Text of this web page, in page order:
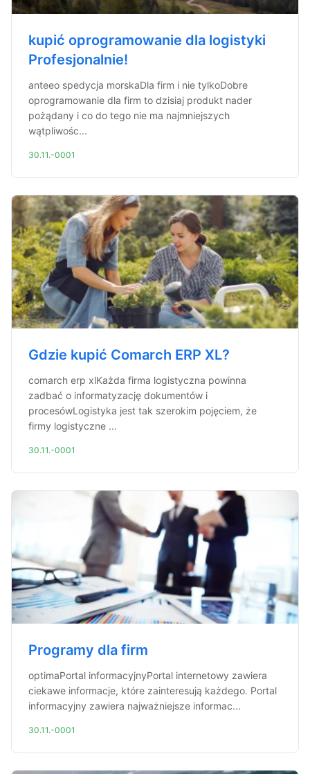
kupić oprogramowanie dla logistyki
Profesjonalnie!
anteeo spedycja morskaDla firm i nie tylkoDobre
oprogramowanie dla firm to dzisiaj produkt nader
pożądany i co do tego nie ma najmniejszych
wątpliwośc...
30.11.-0001
Gdzie kupić Comarch ERP XL?
comarch erp xlKażda firma logistyczna powinna
zadbać o informatyzację dokumentów i
procesówLogistyka jest tak szerokim pojęciem, że
firmy logistyczne ...
30.11.-0001
Programy dla firm
optimaPortal informacyjnyPortal internetowy zawiera
ciekawe informacje, które zainteresują każdego. Portal
informacyjny zawiera najważniejsze informac...
30.11.-0001